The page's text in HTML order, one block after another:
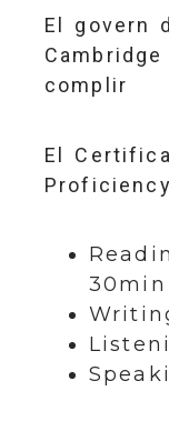
El govern
complir
El
30min